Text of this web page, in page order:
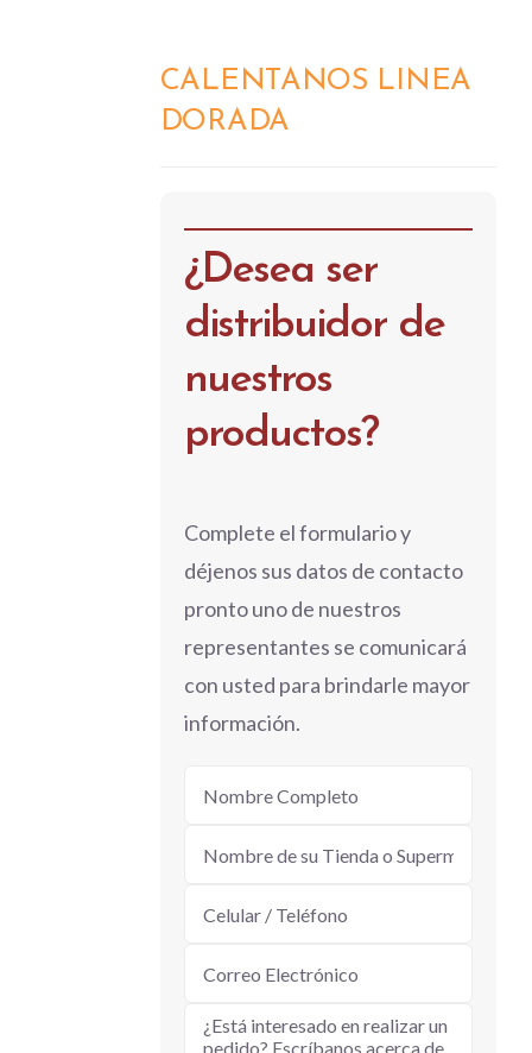
CALENTANOS LINEA
DORADA
¿Desea ser
distribuidor de
nuestros
productos?
Complete el formulario y
déjenos sus datos de contacto
pronto uno de nuestros
representantes se comunicará
con usted para brindarle mayor
información.